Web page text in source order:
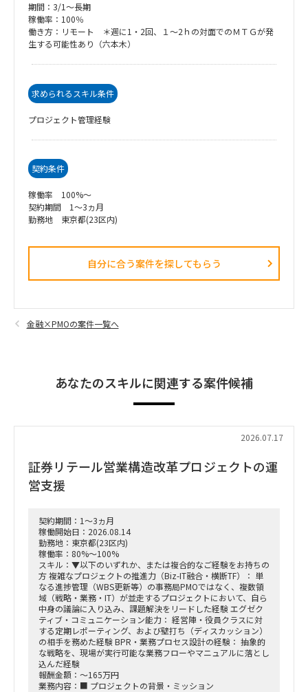
期間：3/1～長期
稼働率：100％
働き方：リモート ＊週に1・2回、１～2ｈの対面でのＭＴＧが発
生する可能性あり（六本木）
求められるスキル条件
プロジェクト管理経験
契約条件
稼働率 100%～
契約期間 1～3ヵ月
勤務地 東京都(23区内)
自分に合う案件を探してもらう​
金融×PMOの案件一覧へ
あなたのスキルに関連する案件候補
2026.07.17
証券リテール営業構造改革プロジェクトの運
営支援
契約期間：1～3ヵ月
稼働開始日：2026.08.14
勤務地：東京都(23区内)
稼働率：80%～100%
スキル：▼以下のいずれか、または複合的なご経験をお持ちの
方 複雑なプロジェクトの推進力（Biz-IT融合・横断TF）： 単
なる進捗管理（WBS更新等）の事務局PMOではなく、複数領
域（戦略・業務・IT）が並走するプロジェクトにおいて、自ら
中身の議論に入り込み、課題解決をリードした経験 エグゼク
ティブ・コミュニケーション能力： 経営陣・役員クラスに対
する定期レポーティング、および壁打ち（ディスカッション）
の相手を務めた経験 BPR・業務プロセス設計の経験： 抽象的
な戦略を、現場が実行可能な業務フローやマニュアルに落とし
込んだ経験
報酬金額：～165万円
業務内容：■ プロジェクトの背景・ミッション